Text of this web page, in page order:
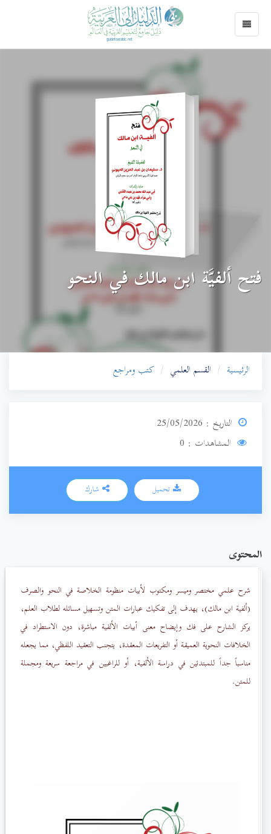
فتح ألفيَّة ابن مالك في النحو
الرئيسية القسم العلمي كتب ومراجع
التاريخ : 25/05/2026
المشاهدات : 0
تحميل
المحتوى
شرح علمي مختصر وميسر ومكتوب لأبيات منظومة الخلاصة في النحو والصرف
(ألفية ابن مالك)، يهدف إلى تفكيك عبارات المتن وتسهيل مسائله لطلاب العلم،
يركز الشارح على فك وإيضاح معنى أبيات الألفية مباشرة، دون الاستطراد في
الخلافات النحوية العميقة أو التفريعات المعقدة، يتجنب التعقيد اللفظي، مما يجعله
مناسباً جداً للمبتدئين في دراسة الألفية، أو للراغبين في مراجعة سريعة ومجملة
للمتن.